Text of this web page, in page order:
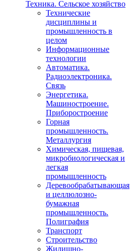
Техника. Сельское хозяйство
Технические
дисциплины и
промышленность в
целом
Информационные
технологии
Автоматика.
Радиоэлектроника.
Связь
Энергетика.
Машиностроение.
Приборостроение
Горная
промышленность.
Металлургия
Химическая, пищевая,
микробиологическая и
легкая
промышленность
Деревообрабатывающая
и целлюлозно-
бумажная
промышленность.
Полиграфия
Транспорт
Строительство
Жилищно-